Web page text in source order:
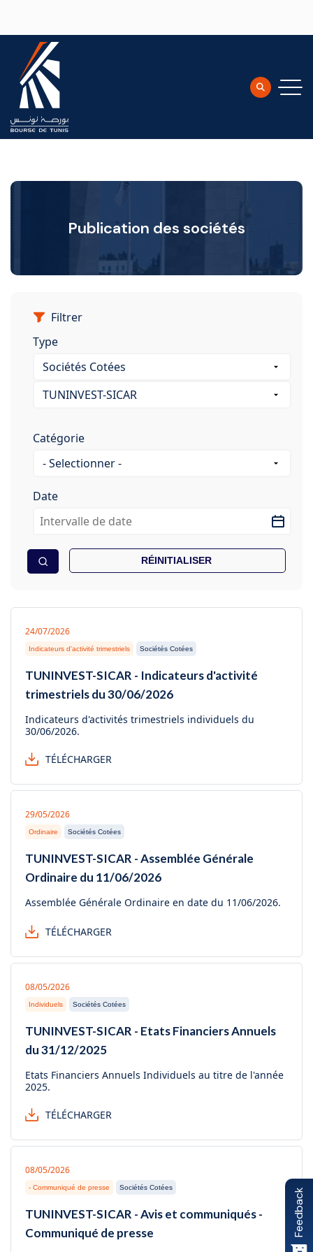
Publication des sociétés
Filtrer
Type
Catégorie
Date
24/07/2026
Indicateurs d'activité trimestriels Sociétés Cotées
TUNINVEST-SICAR - Indicateurs d'activité
trimestriels du 30/06/2026
Indicateurs d'activités trimestriels individuels du
30/06/2026.
TÉLÉCHARGER
29/05/2026
Ordinaire Sociétés Cotées
TUNINVEST-SICAR - Assemblée Générale
Ordinaire du 11/06/2026
Assemblée Générale Ordinaire en date du 11/06/2026.
TÉLÉCHARGER
08/05/2026
Individuels Sociétés Cotées
TUNINVEST-SICAR - Etats Financiers Annuels
du 31/12/2025
Etats Financiers Annuels Individuels au titre de l'année
2025.
TÉLÉCHARGER
08/05/2026
- Communiqué de presse Sociétés Cotées
TUNINVEST-SICAR - Avis et communiqués -
Communiqué de presse
Feedback